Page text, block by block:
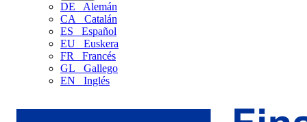
DE
Alemán
CA
Catalán
ES
Español
EU
Euskera
FR
Francés
GL
Gallego
EN
Inglés